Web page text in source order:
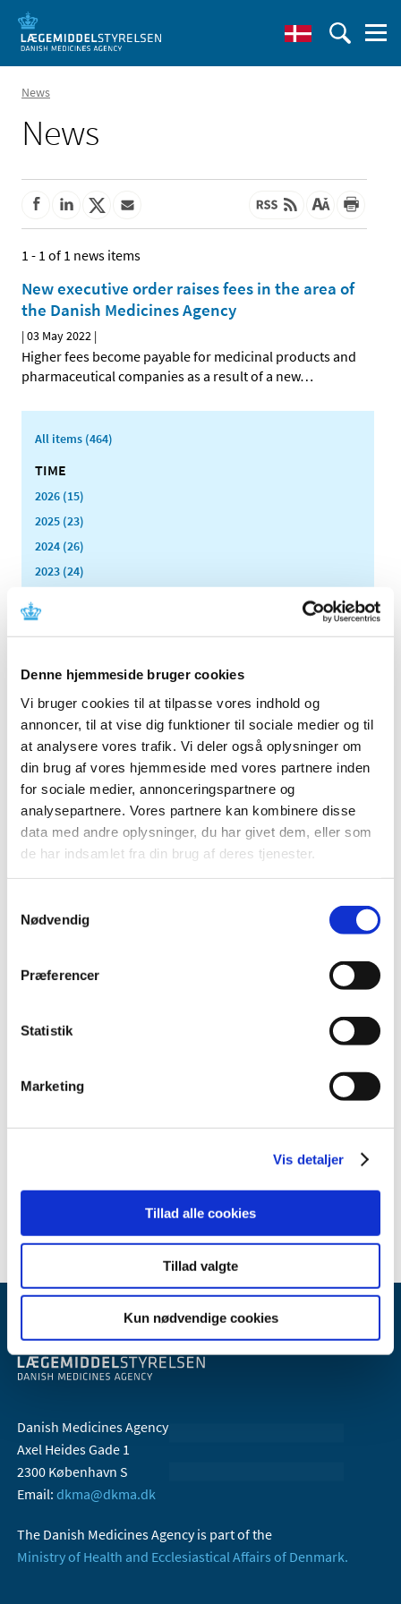
Denne hjemmeside bruger cookies
Vi bruger cookies til at tilpasse vores indhold og
annoncer, til at vise dig funktioner til sociale medier og til
at analysere vores trafik. Vi deler også oplysninger om
din brug af vores hjemmeside med vores partnere inden
for sociale medier, annonceringspartnere og
analysepartnere. Vores partnere kan kombinere disse
data med andre oplysninger, du har givet dem, eller som
de har indsamlet fra din brug af deres tjenester.
Nødvendig
Præferencer
Statistik
Marketing
Vis detaljer
Tillad alle cookies
Tillad valgte
Kun nødvendige cookies
News
News
1 - 1 of 1 news items
New executive order raises fees in the area of
the Danish Medicines Agency
|03 May 2022 |
Higher fees become payable for medicinal products and
pharmaceutical companies as a result of a new…
All items (464)
TIME
2026 (15)
2025 (23)
2024 (26)
2023 (24)
November (1)
October (2)
July (2)
June (1)
May (1)
April (2)
March (1)
February (1)
January (1)
2021 (44)
2019 (20)
2017 (48)
2013 (3)
2011 (13)
2009 (14)
Danish Medicines Agency
Axel Heides Gade 1
2300 København S
Email: dkma@dkma.dk
The Danish Medicines Agency is part of the
Ministry of Health and Ecclesiastical Affairs of Denmark.